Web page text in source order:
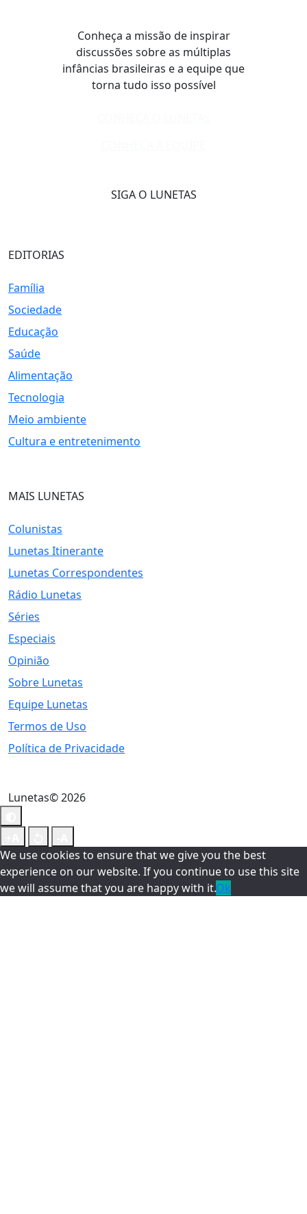
Conheça a missão de inspirar
discussões sobre as múltiplas
infâncias brasileiras e a equipe que
torna tudo isso possível
SIGA O LUNETAS
EDITORIAS
Família
Sociedade
Educação
Saúde
Alimentação
Tecnologia
Meio ambiente
Cultura e entretenimento
MAIS LUNETAS
Colunistas
Lunetas Itinerante
Lunetas Correspondentes
Rádio Lunetas
Séries
Especiais
Opinião
Sobre Lunetas
Equipe Lunetas
Termos de Uso
Política de Privacidade
Lunetas© 2026
We use cookies to ensure that we give you the best
experience on our website. If you continue to use this site
we will assume that you are happy with it.Ok